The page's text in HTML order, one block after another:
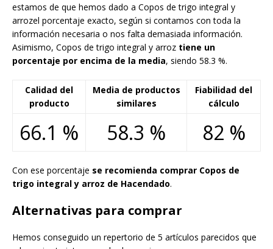
estamos de que hemos dado a Copos de trigo integral y
arrozel porcentaje exacto, según si contamos con toda la
información necesaria o nos falta demasiada información.
Asimismo, Copos de trigo integral y arroz tiene un
porcentaje por encima de la media, siendo 58.3 %.
Calidad del
producto
Media de productos
similares
Fiabilidad del
cálculo
66.1 % 58.3 % 82 %
Con ese porcentaje se recomienda comprar Copos de
trigo integral y arroz de Hacendado.
Alternativas para comprar
Hemos conseguido un repertorio de 5 artículos parecidos que